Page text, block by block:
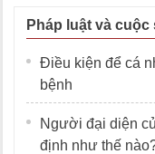
Pháp luật và cuộc
Điều kiện để cá
bệnh
Người đại diện
định như thế